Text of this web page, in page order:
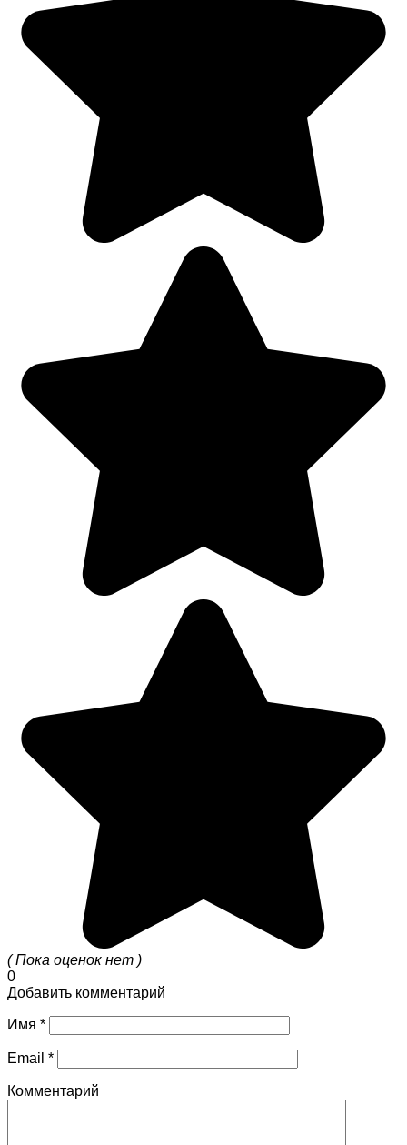
( Пока оценок нет )
0
Добавить комментарий
Имя *
Email *
Комментарий